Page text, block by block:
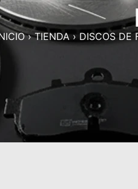
›TIENDA› DISCOS DE